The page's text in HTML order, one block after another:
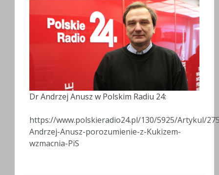
Dr Andrzej Anusz w Polskim Radiu 24:
https://www.polskieradio24.pl/130/5925/Artykul/
Andrzej-Anusz-porozumienie-z-Kukizem-
wzmacnia-PiS